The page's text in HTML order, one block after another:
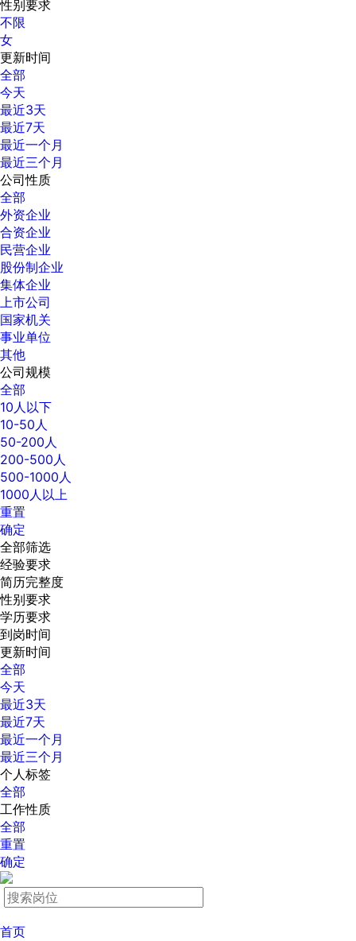
性别要求
不限
女
更新时间
全部
今天
最近3天
最近7天
最近一个月
最近三个月
公司性质
全部
外资企业
合资企业
民营企业
股份制企业
集体企业
上市公司
国家机关
事业单位
其他
公司规模
全部
10人以下
10-50人
50-200人
200-500人
500-1000人
1000人以上
重置
确定
全部筛选
经验要求
简历完整度
性别要求
学历要求
到岗时间
更新时间
全部
今天
最近3天
最近7天
最近一个月
最近三个月
个人标签
全部
工作性质
全部
重置
确定
首页